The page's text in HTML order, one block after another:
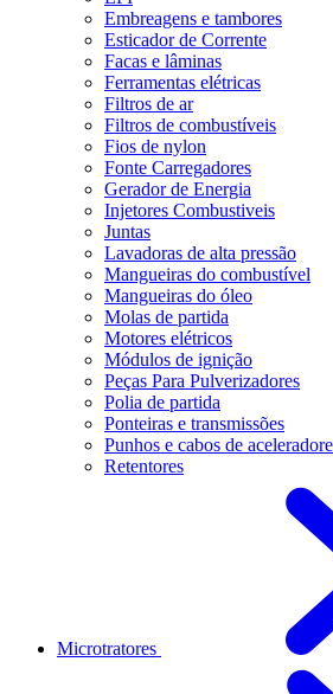
Embreagens e tambores
Esticador de Corrente
Facas e lâminas
Ferramentas elétricas
Filtros de ar
Filtros de combustíveis
Fios de nylon
Fonte Carregadores
Gerador de Energia
Injetores Combustiveis
Juntas
Lavadoras de alta pressão
Mangueiras do combustível
Mangueiras do óleo
Molas de partida
Motores elétricos
Módulos de ignição
Peças Para Pulverizadores
Polia de partida
Ponteiras e transmissões
Punhos e cabos de
Retentores
Microtratores